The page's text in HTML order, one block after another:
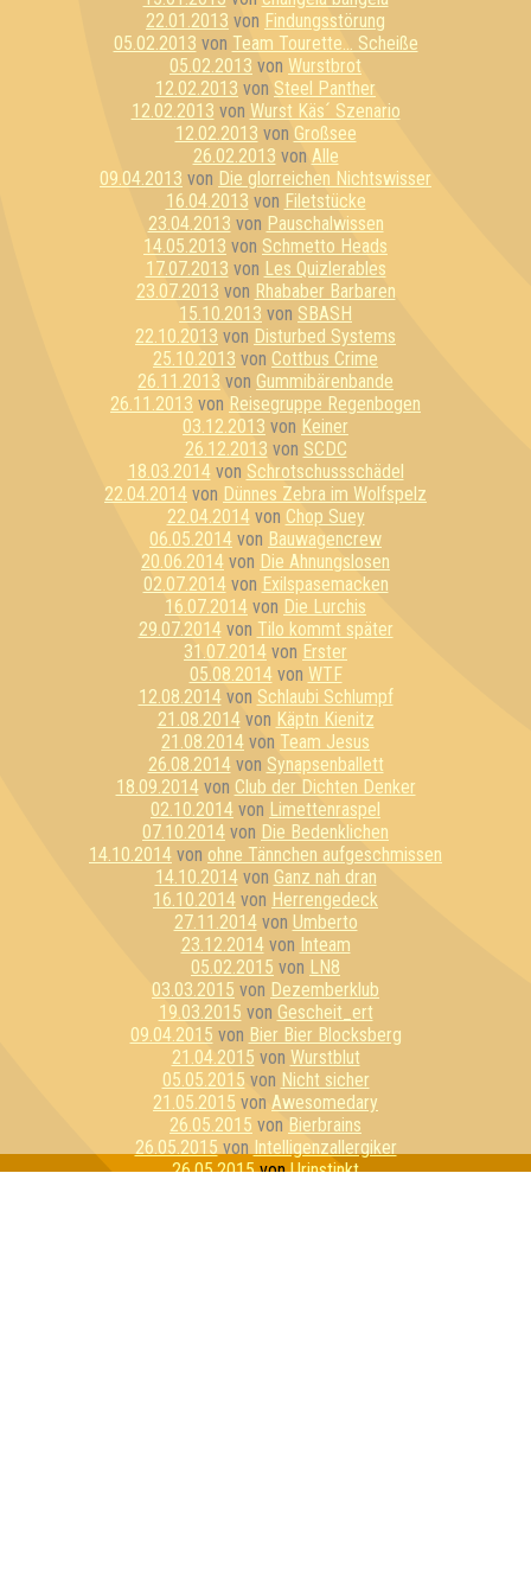
22.01.2013 von Findungsstörung
05.02.2013 von Team Tourette... Scheiße
05.02.2013 von Wurstbrot
12.02.2013 von Steel Panther
12.02.2013 von Wurst Käs´ Szenario
12.02.2013 von Großsee
26.02.2013 von Alle
09.04.2013 von Die glorreichen Nichtswisser
16.04.2013 von Filetstücke
23.04.2013 von Pauschalwissen
14.05.2013 von Schmetto Heads
17.07.2013 von Les Quizlerables
23.07.2013 von Rhababer Barbaren
15.10.2013 von SBASH
22.10.2013 von Disturbed Systems
25.10.2013 von Cottbus Crime
26.11.2013 von Gummibärenbande
26.11.2013 von Reisegruppe Regenbogen
03.12.2013 von Keiner
26.12.2013 von SCDC
18.03.2014von Schrotschussschädel
22.04.2014 von Dünnes Zebra im Wolfspelz
22.04.2014von Chop Suey
06.05.2014 von Bauwagencrew
20.06.2014 von Die Ahnungslosen
02.07.2014von Exilspasemacken
16.07.2014 von Die Lurchis
29.07.2014von Tilo kommt später
31.07.2014 von Erster
05.08.2014von WTF
12.08.2014von Schlaubi Schlumpf
21.08.2014von Käptn Kienitz
21.08.2014 von Team Jesus
26.08.2014von Synapsenballett
18.09.2014von Club der Dichten Denker
02.10.2014 von Limettenraspel
07.10.2014 von Die Bedenklichen
14.10.2014 von ohne Tännchen aufgeschmissen
14.10.2014von Ganz nah dran
16.10.2014 von Herrengedeck
27.11.2014von Umberto
23.12.2014von Inteam
05.02.2015 von LN8
03.03.2015 von Dezemberklub
19.03.2015 von Gescheit_ert
09.04.2015 von Bier Bier Blocksberg
21.04.2015 von Wurstblut
05.05.2015 von Nicht sicher
21.05.2015 von Awesomedary
26.05.2015 von Bierbrains
26.05.2015 von Intelligenzallergiker
26.05.2015vonUrinstinkt